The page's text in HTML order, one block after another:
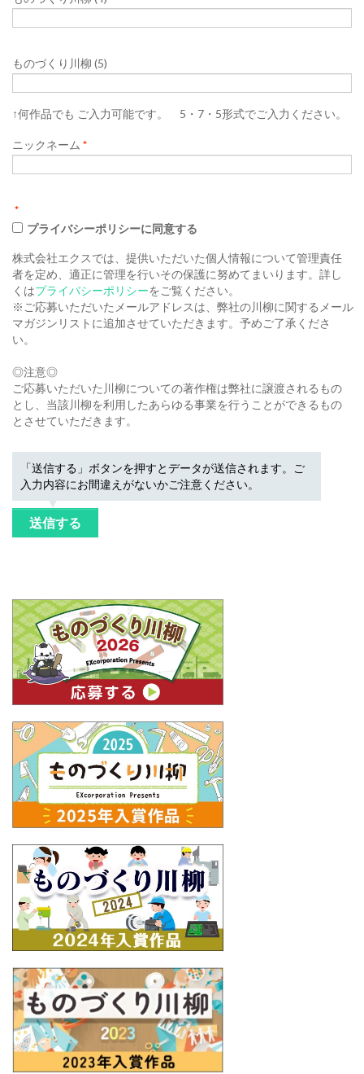
ものづくり川柳 (5)
↑何作品でも ご入力可能です。 5・7・5形式でご入力ください。
ニックネーム *
*
プライバシーポリシーに同意する
株式会社エクスでは、提供いただいた個人情報について管理責任
者を定め、適正に管理を行いその保護に努めてまいります。詳し
くはプライバシーポリシーをご覧ください。
※ご応募いただいたメールアドレスは、弊社の川柳に関するメール
マガジンリストに追加させていただきます。予めご了承くださ
い。
◎注意◎
ご応募いただいた川柳についての著作権は弊社に譲渡されるもの
とし、当該川柳を利用したあらゆる事業を行うことができるもの
とさせていただきます。
「送信する」ボタンを押すとデータが送信されます。ご
入力内容にお間違えがないかご注意ください。